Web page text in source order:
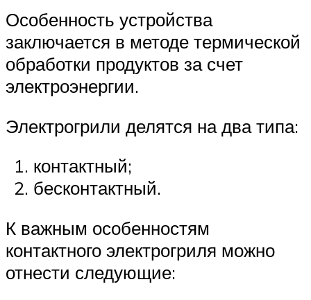
Особенность устройства
заключается в методе термической
обработки продуктов за счет
электроэнергии.
Электрогрили делятся на два типа:
контактный;
бесконтактный.
К важным особенностям
контактного электрогриля можно
отнести следующие: